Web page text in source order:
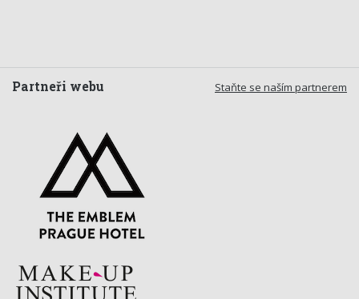
Staňte se naším partnerem
Partneři webu